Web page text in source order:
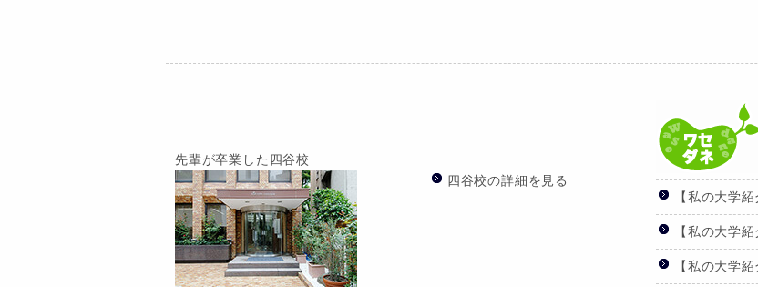
先輩が卒業した四谷校
四谷校の詳細を見る
【私の大学
【私の大学
【私の大学